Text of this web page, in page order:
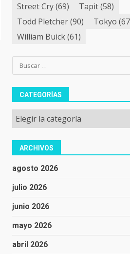
Street Cry(69) Tapit(58)
Todd Pletcher(90) Tokyo
William Buick(61)
Buscar:
CATEGORÍAS
Categorías
ARCHIVOS
agosto 2026
julio 2026
junio 2026
mayo 2026
abril 2026